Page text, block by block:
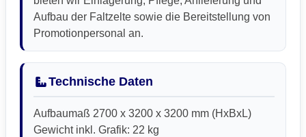
Aufbau der Faltzelte sowie die Bereitstellung von
Promotionpersonal an.
Technische Daten
Aufbaumaß 2700 x 3200 x 3200 mm (HxBxL)
Gewicht inkl. Grafik: 22 kg